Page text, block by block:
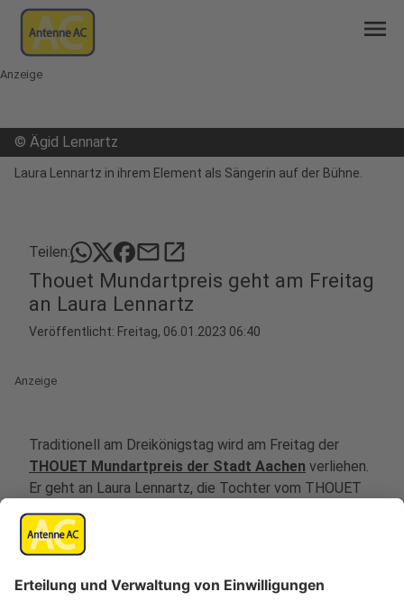
menu
Anzeige
© Ägid Lennartz
Laura Lennartz in ihrem Element als Sängerin auf der Bühne.
Teilen: mailopen_in_new
Thouet Mundartpreis geht am Freitag
an Laura Lennartz
Veröffentlicht: Freitag, 06.01.2023 06:40
Anzeige
Traditionell am Dreikönigstag wird am Freitag der
THOUET Mundartpreis der Stadt Aachen verliehen.
Er geht an Laura Lennartz, die Tochter vom THOUET
Mundartpreis-Vorsitzenden Ägid Lennartz.
Laura Lennartz ist 23 Jahre alt und gilt als großes
derTropi-Gardean und hat ihr Können schon bei